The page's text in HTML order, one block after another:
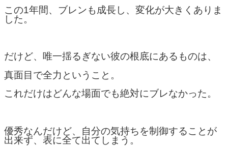
この1年間、ブレンも成長し、変化が大きくありま
した。
だけど、唯一揺るぎない彼の根底にあるものは、
真面目で全力ということ。
これだけはどんな場面でも絶対にブレなかった。
優秀なんだけど、自分の気持ちを制御することが
出来ず、表に全て出てしまう。